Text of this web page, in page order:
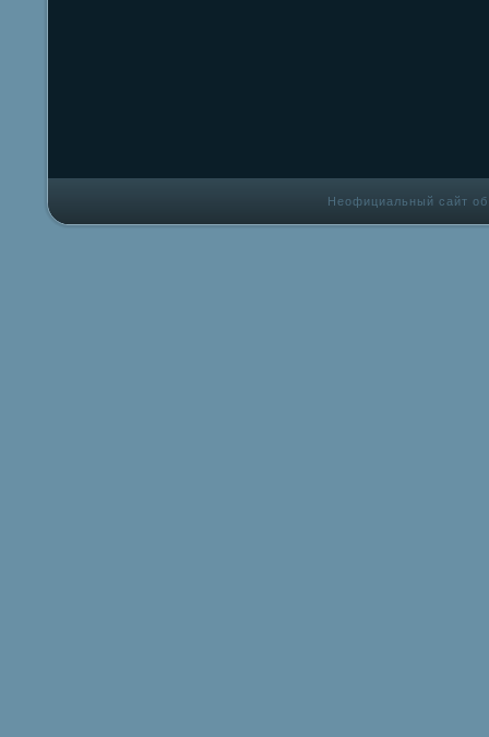
Неофициальный сайт